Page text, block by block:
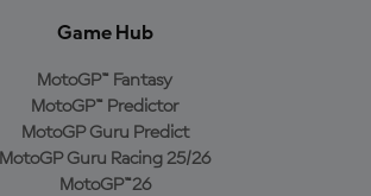
Game Hub
MotoGP™ Fantasy
MotoGP™ Predictor
MotoGP Guru Predict
MotoGP Guru Racing 25/26
MotoGP™26